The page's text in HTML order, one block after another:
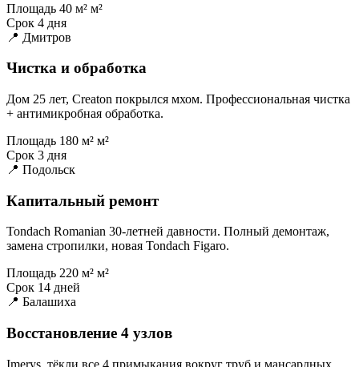
Площадь 40 м² м²
Срок 4 дня
📍 Дмитров
Чистка и обработка
Дом 25 лет, Creaton покрылся мхом. Профессиональная чистка
+ антимикробная обработка.
Площадь 180 м² м²
Срок 3 дня
📍 Подольск
Капитальный ремонт
Tondach Romanian 30-летней давности. Полный демонтаж,
замена стропилки, новая Tondach Figaro.
Площадь 220 м² м²
Срок 14 дней
📍 Балашиха
Восстановление 4 узлов
Imerys, тёкли все 4 примыкания вокруг труб и мансардных